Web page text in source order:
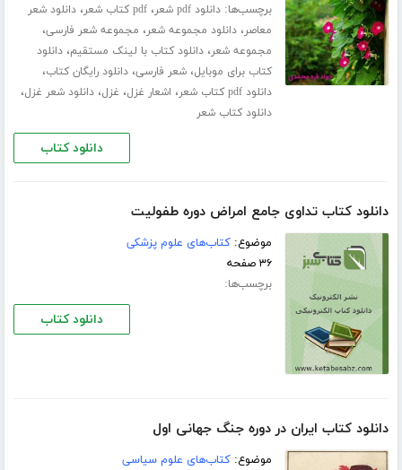
برچسب‌ها:دانلود pdf شعر ،pdf کتاب شعر ،دانلود شعر
معاصر،دانلود مجموعه شعر، مجموعه شعر فارسی،
مجموعه شعر،دانلود کتاب با لینک مستقیم،دانلود
کتاب برای موبایل،شعر فارسی،دانلود رایگان کتاب،
دانلود pdf کتاب شعر ، اشعار غزل، غزل،دانلود شعر غزل،
دانلود کتاب شعر
دانلود کتاب
دانلود کتاب تداوی جامع امراض دوره طفولیت
موضوع:کتاب‌های علوم پزشکی
۳۶ صفحه
برچسب‌ها:
دانلود کتاب
دانلود کتاب ایران در دوره جنگ جهانی اول
موضوع:کتاب‌های علوم سیاسی